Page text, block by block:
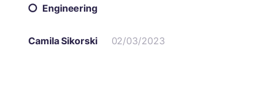
Engineering
Camila Sikorski 02/03/2023